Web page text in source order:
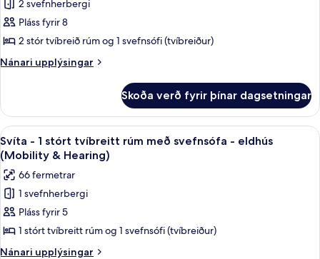
-
eldhús
-
gott
-
fyrir
Svíta
-
2
svefnherbergi
eldhús
2 svefnherbergi
Pláss fyrir 8
2 stór tvíbreið rúm og 1 svefnsófi (tvíbreiður)
Nánari upplýsingar
Nánari
-
svefnherbergi
-
eldhús
Skoða verð fyrir þínar dagsetningar
Skoða
allar
myndir
fyrir
Svíta
-
1
stórt
Rúmföt af bestu gerð, dúnsængur,
11
Svíta - 1 stórt tvíbreitt rúm með svefnsófa - eldhús
(Mobility & Hearing)
66 fermetrar
1 svefnherbergi
Pláss fyrir 5
1 stórt tvíbreitt rúm og 1 svefnsófi (tvíbreiður)
Nánari upplýsingar
Nánari